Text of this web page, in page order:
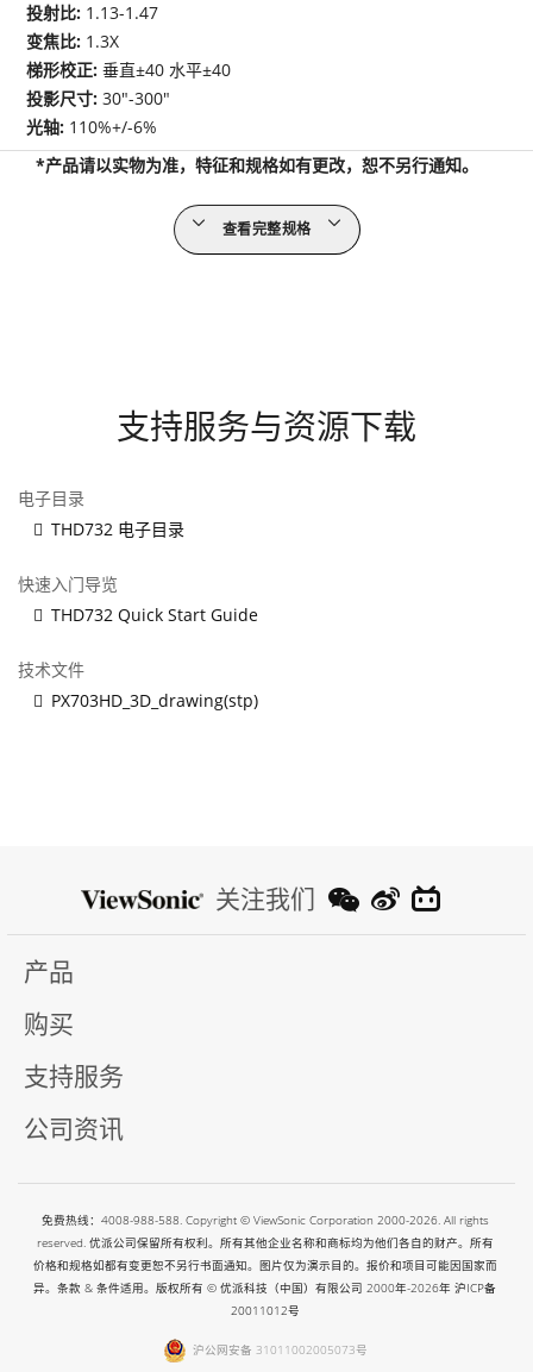
投射比: 1.13-1.47
变焦比: 1.3X
梯形校正:垂直±40 水平±40
投影尺寸:30"-300"
光轴: 110%+/-6%
*产品请以实物为准，特征和规格如有更改，恕不另行通知。
查看完整规格
支持服务与资源下载
电子目录
THD732 电子目录
快速入门导览
THD732 Quick Start Guide
技术文件
PX703HD_3D_drawing(stp)
关注我们
产品
购买
支持服务
公司资讯
免费热线：4008-988-588. Copyright © ViewSonic Corporation 2000-2026. All rights
reserved. 优派公司保留所有权利。所有其他企业名称和商标均为他们各自的财产。所有
价格和规格如都有变更恕不另行书面通知。图片仅为演示目的。报价和项目可能因国家而
异。条款 & 条件适用。版权所有 © 优派科技（中国）有限公司 2000年-2026年沪ICP备
20011012号
沪公网安备 31011002005073号